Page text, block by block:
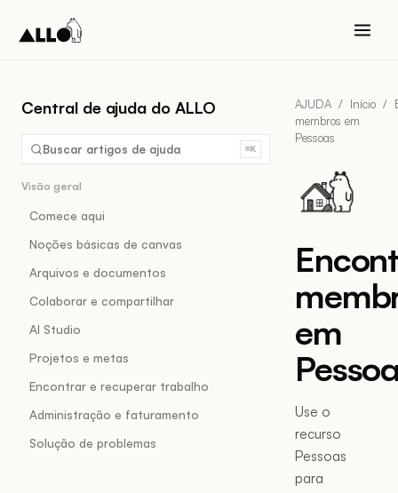
Central de ajuda do ALLO
Buscar artigos de ajuda ⌘K
Visão geral
Comece aqui
Noções básicas de canvas
Arquivos e documentos
Colaborar e compartilhar
AI Studio
Projetos e metas
Encontrar e recuperar trabalho
Administração e faturamento
Solução de problemas
AJUDA / Início /
membros em
Pessoas
em
Use o
recurso
Pessoas
para